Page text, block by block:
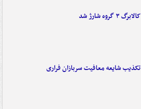
کالابرگ ۳ گروه شارژ شد
تکذیب شایعه معافیت سربازان فراری